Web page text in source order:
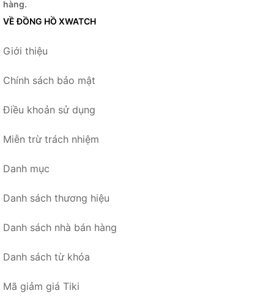
hàng.
VỀ ĐỒNG HỒ XWATCH
Giới thiệu
Chính sách bảo mật
Điều khoản sử dụng
Miễn trừ trách nhiệm
Danh mục
Danh sách thương hiệu
Danh sách nhà bán hàng
Danh sách từ khóa
Mã giảm giá Tiki